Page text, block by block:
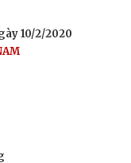
10/2/2020